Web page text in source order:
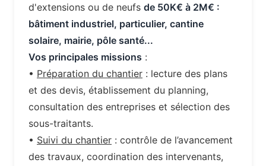
d'extensions ou de neufs de 50K€ à 2M€ :
bâtiment industriel, particulier, cantine
solaire, mairie, pôle santé...
Vos principales missions :
• Préparation du chantier : lecture des plans
et des devis, établissement du planning,
consultation des entreprises et sélection des
sous-traitants.
• Suivi du chantier : contrôle de l’avancement
des travaux, coordination des intervenants,